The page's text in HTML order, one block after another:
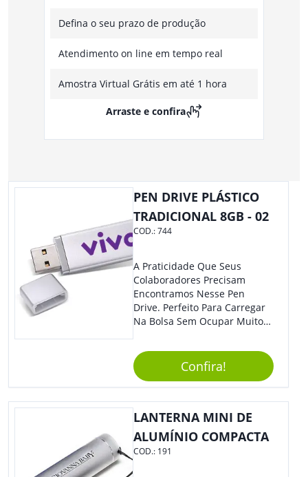
Defina o seu prazo de produção
Atendimento on line em tempo real
Amostra Virtual Grátis em até 1 hora
Arraste e confira
PEN DRIVE PLÁSTICO
TRADICIONAL 8GB - 02
COD.:744
A Praticidade Que Seus
Colaboradores Precisam
Encontramos Nesse Pen
Drive. Perfeito Para Carregar
Na Bolsa Sem Ocupar Muito
Qualquer Lugar Todos Os
Arquivos Desejados. Ideal
Para Oferecer Em Eventos E
Feiras De Exposições.
Confira!
LANTERNA MINI DE
ALUMÍNIO COMPACTA
COD.: 191